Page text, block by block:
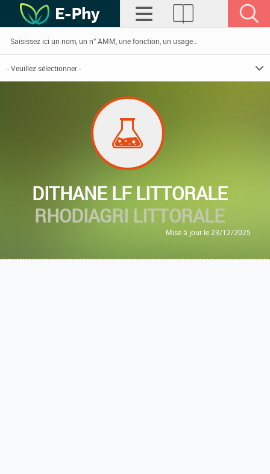
DITHANE LF LITTORALE
RHODIAGRI LITTORALE
Mise à jour le 23/12/2025